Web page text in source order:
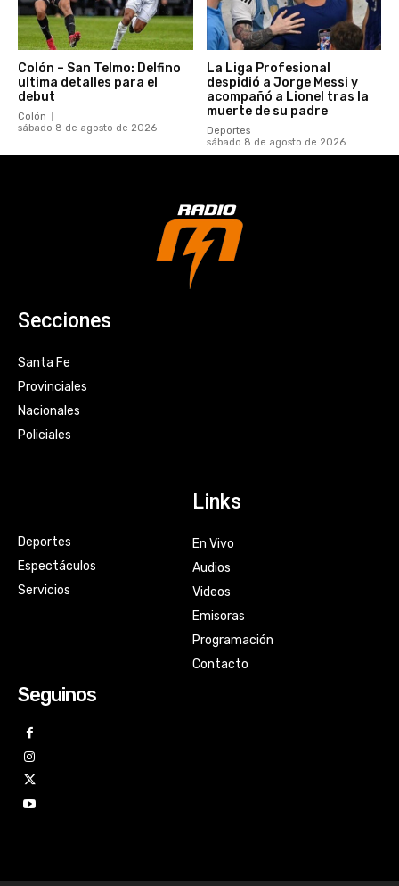
Colón – San Telmo: Delfino
ultima detalles para el
debut
Colón
sábado 8 de agosto de 2026
La Liga Profesional
despidió a Jorge Messi y
acompañó a Lionel tras la
muerte de su padre
Deportes
sábado 8 de agosto de 2026
Secciones
Santa Fe
Provinciales
Nacionales
Policiales
Deportes
Espectáculos
Servicios
Links
En Vivo
Audios
Videos
Emisoras
Programación
Contacto
Seguinos